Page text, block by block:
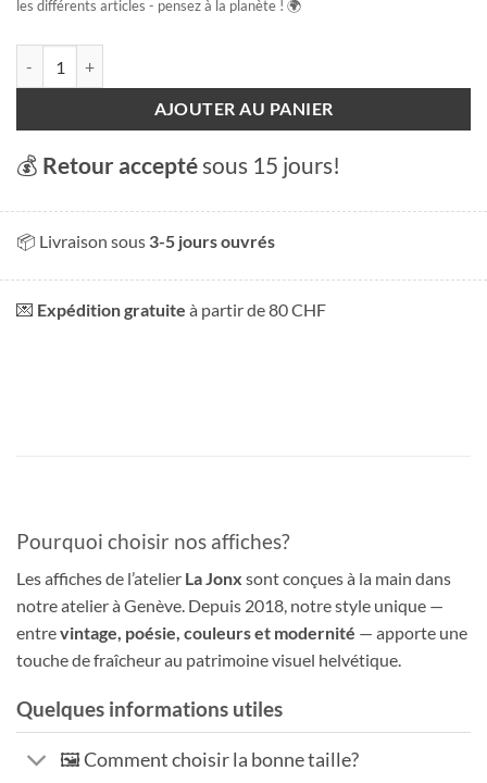
les différents articles - pensez à la planète ! 🌍
AJOUTER AU PANIER
💰 Retour acceptésous 15 jours!
📦 Livraison sous 3-5 jours ouvrés
💌 Expédition gratuite à partir de 80 CHF
Pourquoi choisir nos affiches?
Les affiches de l’atelier La Jonx sont conçues à la main dans
notre atelier à Genève. Depuis 2018, notre style unique —
entrevintage, poésie, couleurs et modernité — apporte une
touche de fraîcheur au patrimoine visuel helvétique.
Quelques informations utiles
🖼️ Comment choisir la bonne taille?